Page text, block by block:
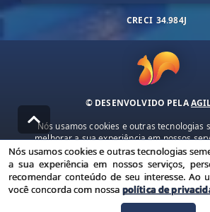
CRECI 34.984J
© DESENVOLVIDO PELA
Nós usamos cookies e outras tecnologias
melhorar a sua experiência em nossos
publicidade e recomendar conteúdo de seu
nossos serviços, você concorda com nossa
termos de uso.
Política de Privacidade
Nós usamos cookies e outras tecnologias
a sua experiência em nossos serviços,
recomendar conteúdo de seu interesse. Ao
você concorda com nossa política de